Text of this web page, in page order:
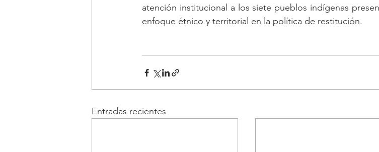
atención institucional a los siete pueblos indígenas
enfoque étnico y territorial en la política de restitución.
Entradas recientes